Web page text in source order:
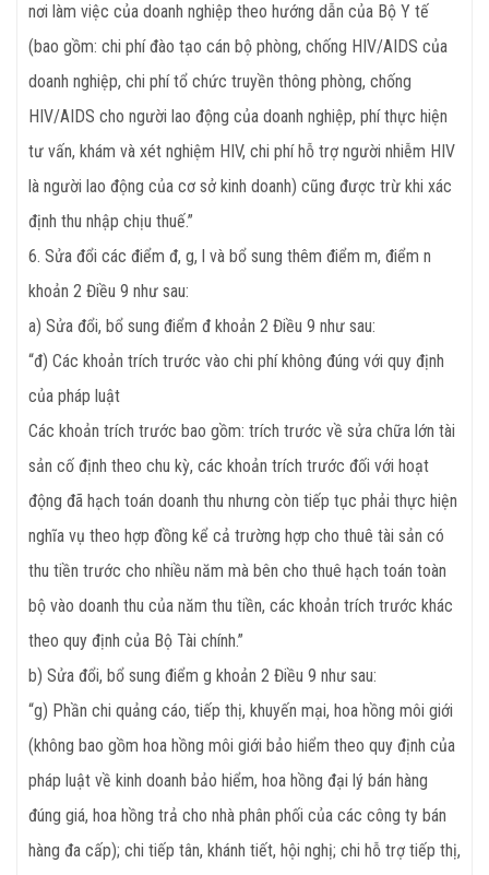
nơi làm việc của doanh nghiệp theo hướng dẫn của Bộ Y tế
(bao gồm: chi phí đào tạo cán bộ phòng, chống HIV/AIDS của
doanh nghiệp, chi phí tổ chức truyền thông phòng, chống
HIV/AIDS cho người lao động của doanh nghiệp, phí thực hiện
tư vấn, khám và xét nghiệm HIV, chi phí hỗ trợ người nhiễm HIV
là người lao động của cơ sở kinh doanh) cũng được trừ khi xác
định thu nhập chịu thuế.”
6. Sửa đổi các điểm đ, g, l và bổ sung thêm điểm m, điểm n
khoản 2 Điều 9 như sau:
a) Sửa đổi, bổ sung điểm đ khoản 2 Điều 9 như sau:
“đ) Các khoản trích trước vào chi phí không đúng với quy định
của pháp luật
Các khoản trích trước bao gồm: trích trước về sửa chữa lớn tài
sản cố định theo chu kỳ, các khoản trích trước đối với hoạt
động đã hạch toán doanh thu nhưng còn tiếp tục phải thực hiện
nghĩa vụ theo hợp đồng kể cả trường hợp cho thuê tài sản có
thu tiền trước cho nhiều năm mà bên cho thuê hạch toán toàn
bộ vào doanh thu của năm thu tiền, các khoản trích trước khác
theo quy định của Bộ Tài chính.”
b) Sửa đổi, bổ sung điểm g khoản 2 Điều 9 như sau:
“g) Phần chi quảng cáo, tiếp thị, khuyến mại, hoa hồng môi giới
(không bao gồm hoa hồng môi giới bảo hiểm theo quy định của
pháp luật về kinh doanh bảo hiểm, hoa hồng đại lý bán hàng
đúng giá, hoa hồng trả cho nhà phân phối của các công ty bán
hàng đa cấp); chi tiếp tân, khánh tiết, hội nghị; chi hỗ trợ tiếp thị,